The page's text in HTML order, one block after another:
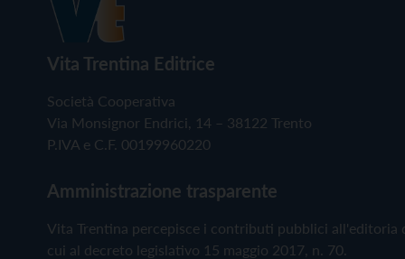
Vita Trentina Editrice
Società Cooperativa
Via Monsignor Endrici, 14 – 38122 Trento
P.IVA e C.F. 00199960220
Amministrazione trasparente
Vita Trentina percepisce i contributi pubblici all'editoria
cui al decreto legislativo 15 maggio 2017, n. 70.